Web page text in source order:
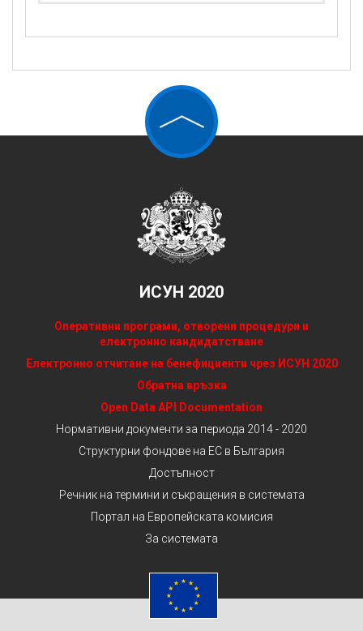
ИСУН 2020
Оперативни програми, отворени процедури и
електронно кандидатстване
Електронно отчитане на бенефициенти чрез ИСУН 2020
Обратна връзка
Open Data API Documentation
Нормативни документи за периода 2014 - 2020
Структурни фондове на ЕС в България
Достъпност
Речник на термини и съкращения в системата
Портал на Европейската комисия
За системата